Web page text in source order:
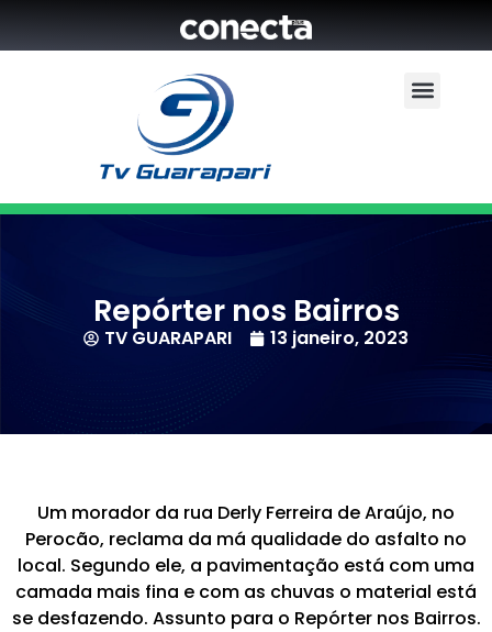
Repórter nos Bairros
TV GUARAPARI 13 janeiro, 2023
Um morador da rua Derly Ferreira de Araújo, no
Perocão, reclama da má qualidade do asfalto no
local. Segundo ele, a pavimentação está com uma
camada mais fina e com as chuvas o material está
se desfazendo. Assunto para o Repórter nos Bairros.